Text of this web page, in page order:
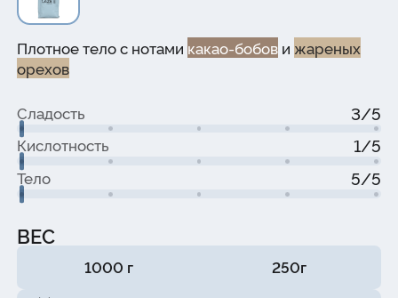
Плотное тело с нотами какао-бобов и жареных
орехов
Сладость 3/5
Кислотность 1/5
Тело 5/5
ВЕС
1000 г 250г